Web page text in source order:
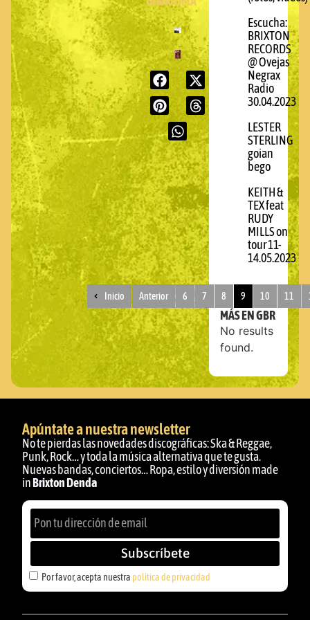
Escucha:
BRIXTON
RECORDS
@ Ovejas
Negrax
Radio
30.04.2023
LESTER
STERLING
goian
bego
KEITH &
TEX feat
RUDY
MILLS on
tour 11-
14.05.2023
Inicio Anterior 6 7 8 9 10 11
MÁS EN GBR
No results
found.
Apúntate a nuestra newsletter
No te pierdas las novedades discográficas: Ska & Reggae,
Punk, Rock… y toda la música alternativa que te gusta.
Nuevas bandas, conciertos… Ropa, estilo y diversión made
in Brixton Denda
Por favor, acepta nuestra política de privacidad
Subscríbete